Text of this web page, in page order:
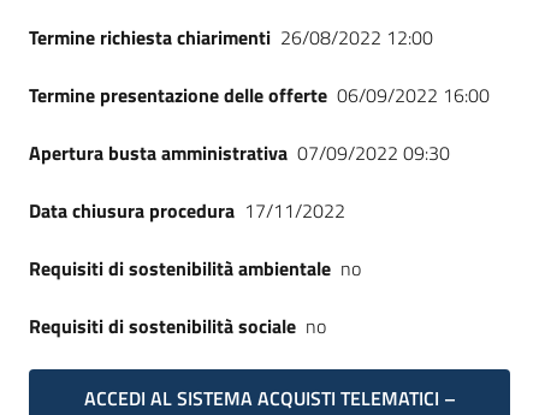
Termine richiesta chiarimenti 26/08/2022 12:00
Termine presentazione delle offerte 06/09/2022 16:00
Apertura busta amministrativa 07/09/2022 09:30
Data chiusura procedura 17/11/2022
Requisiti di sostenibilità ambientale no
Requisiti di sostenibilità sociale no
ACCEDI AL SISTEMA ACQUISTI TELEMATICI –